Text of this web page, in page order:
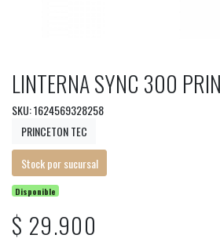
LINTERNA SYNC 300
SKU: 1624569328258
PRINCETON TEC
Stock por sucursal
Disponible
$ 29.900